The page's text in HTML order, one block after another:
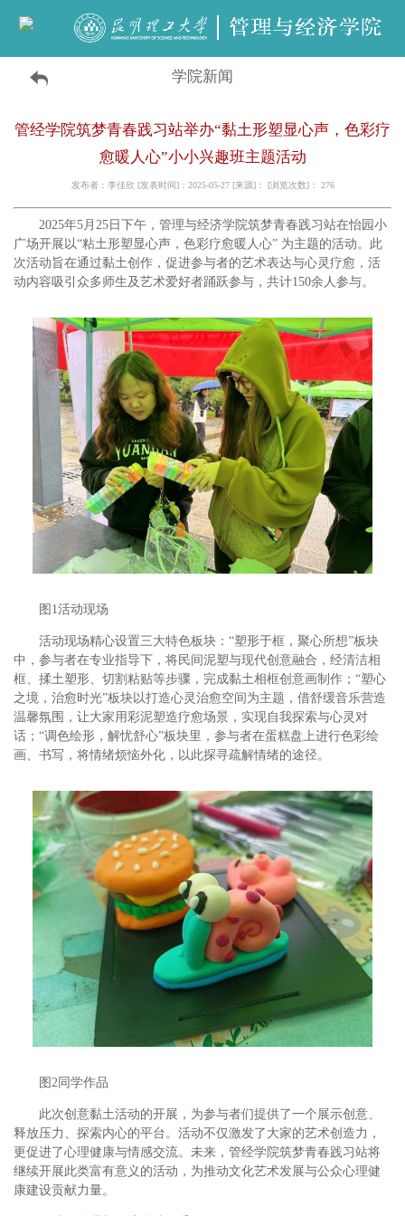
学院新闻
管经学院筑梦青春践习站举办“黏土形塑显心声，色彩疗
愈暖人心”小小兴趣班主题活动
发布者：李佳欣 [发表时间]：2025-05-27 [来源]： [浏览次数]： 276
2025年5月25日下午，管理与经济学院筑梦青春践习站在怡园小
广场开展以“粘土形塑显心声，色彩疗愈暖人心” 为主题的活动。此
次活动旨在通过黏土创作，促进参与者的艺术表达与心灵疗愈，活
动内容吸引众多师生及艺术爱好者踊跃参与，共计150余人参与。
图1活动现场
活动现场精心设置三大特色板块：“塑形于框，聚心所想”板块
中，参与者在专业指导下，将民间泥塑与现代创意融合，经清洁相
框、揉土塑形、切割粘贴等步骤，完成黏土相框创意画制作；“塑心
之境，治愈时光”板块以打造心灵治愈空间为主题，借舒缓音乐营造
温馨氛围，让大家用彩泥塑造疗愈场景，实现自我探索与心灵对
话；“调色绘形，解忧舒心”板块里，参与者在蛋糕盘上进行色彩绘
画、书写，将情绪烦恼外化，以此探寻疏解情绪的途径。
图2同学作品
此次创意黏土活动的开展，为参与者们提供了一个展示创意、
释放压力、探索内心的平台。活动不仅激发了大家的艺术创造力，
更促进了心理健康与情感交流。未来，管经学院筑梦青春践习站将
继续开展此类富有意义的活动，为推动文化艺术发展与公众心理健
康建设贡献力量。